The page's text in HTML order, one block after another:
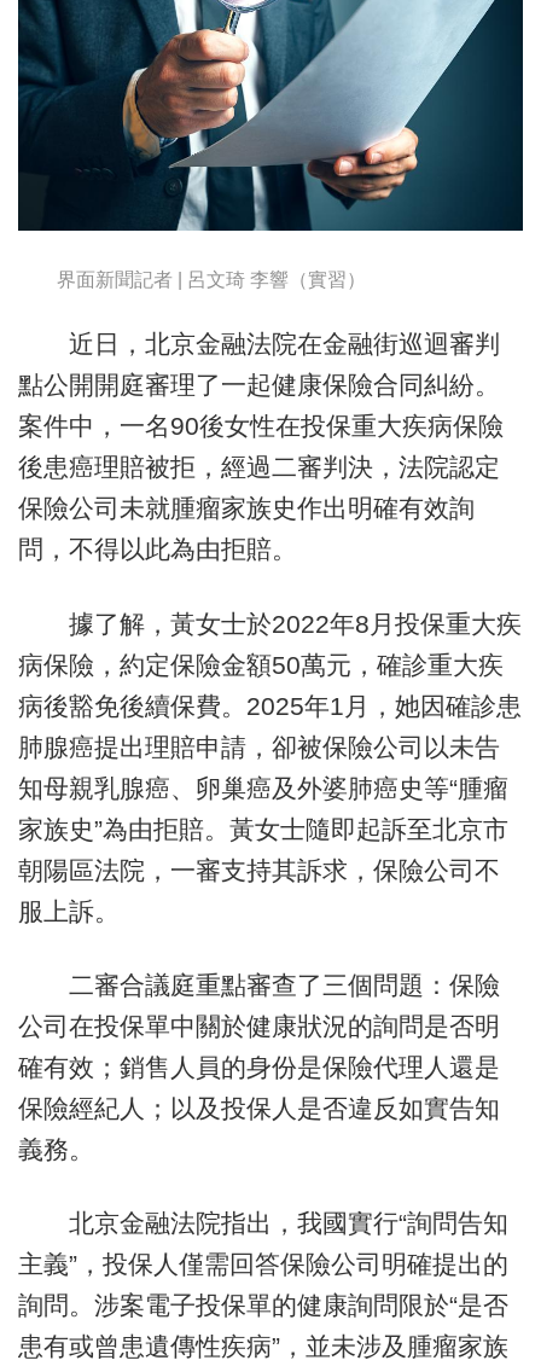
界面新聞記者 | 呂文琦 李響（實習）
近日，北京金融法院在金融街巡迴審判
點公開開庭審理了一起健康保險合同糾紛。
案件中，一名90後女性在投保重大疾病保險
後患癌理賠被拒，經過二審判決，法院認定
保險公司未就腫瘤家族史作出明確有效詢
問，不得以此為由拒賠。
據了解，黃女士於2022年8月投保重大疾
病保險，約定保險金額50萬元，確診重大疾
病後豁免後續保費。2025年1月，她因確診患
肺腺癌提出理賠申請，卻被保險公司以未告
知母親乳腺癌、卵巢癌及外婆肺癌史等“腫瘤
家族史”為由拒賠。黃女士隨即起訴至北京市
朝陽區法院，一審支持其訴求，保險公司不
服上訴。
二審合議庭重點審查了三個問題：保險
公司在投保單中關於健康狀況的詢問是否明
確有效；銷售人員的身份是保險代理人還是
保險經紀人；以及投保人是否違反如實告知
義務。
北京金融法院指出，我國實行“詢問告知
主義”，投保人僅需回答保險公司明確提出的
詢問。涉案電子投保單的健康詢問限於“是否
患有或曾患遺傳性疾病”，並未涉及腫瘤家族